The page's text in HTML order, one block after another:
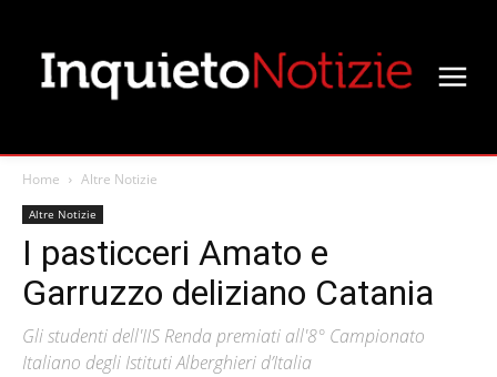
Home Altre Notizie
Altre Notizie
I pasticceri Amato e
Garruzzo deliziano Catania
Gli studenti dell'IIS Renda premiati all'8° Campionato
Italiano degli Istituti Alberghieri d’Italia